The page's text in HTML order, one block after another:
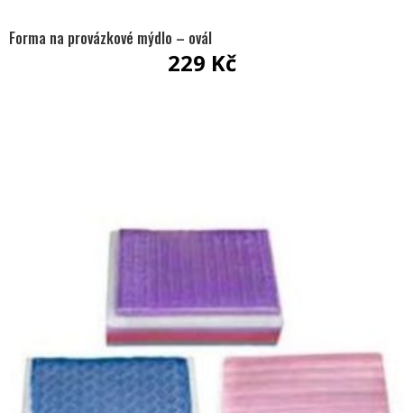
Forma na provázkové mýdlo – ovál
229 Kč